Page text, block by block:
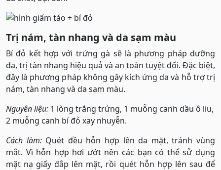
Trị nám, tàn nhang và da sạm màu
Bí đỏ kết hợp với trứng gà sẽ là phương pháp dưỡng
da, trị tàn nhang hiệu quả và an toàn tuyệt đối. Đặc biệt,
đây là phương pháp không gây kích ứng da và hỗ trợ trị
nám, tàn nhang và da sạm màu.
Nguyên liệu: 1 lòng trắng trứng, 1 muỗng canh dầu ô liu,
2 muỗng canh bí đỏ xay nhuyễn.
Cách làm:Quét đều hỗn hợp lên da mặt, tránh vùng
mắt. Vì hỗn hợp hơi ướt nên các bạn có thể sử dụng
mặt nạ giấy đắp lên mặt, rồi quét hỗn hợp lên sau để